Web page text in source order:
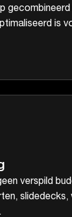
is
verspild
slidedecks,